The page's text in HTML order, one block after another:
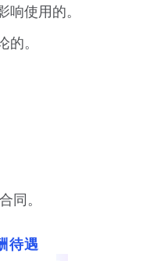
使用的。
。
同。
待遇